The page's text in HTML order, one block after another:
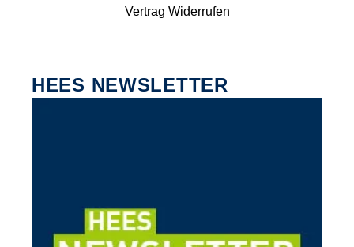
Vertrag Widerrufen
HEES NEWSLETTER